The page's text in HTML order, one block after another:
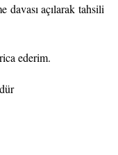
davası açılarak tahsili
ederim.